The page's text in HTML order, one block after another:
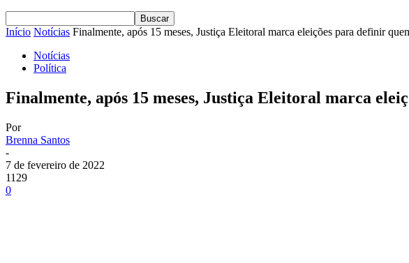
Início Notícias Finalmente, após 15 meses, Justiça Eleitoral marca eleições para definir
Notícias
Política
Finalmente, após 15 meses, Justiça Eleitoral marca
Por
Brenna Santos
-
7 de fevereiro de 2022
1129
0